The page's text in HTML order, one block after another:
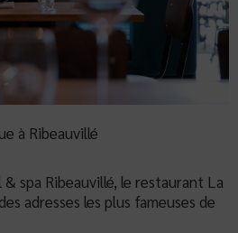
à Ribeauvillé
spa Ribeauvillé, le restaurant La
adresses les plus fameuses de